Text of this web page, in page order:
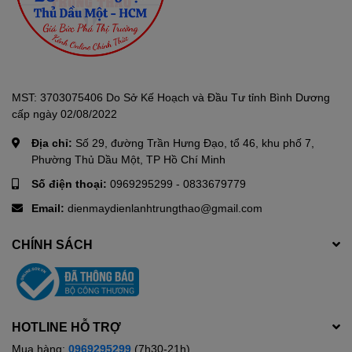
nhanh chóng.Tiết kiệm và ngăn ngừa rò rỉ tối đa. Tuổi thọ đến 12
tháng.
Thiết kế vững chãi với tủ IQ
tràn viền hiện đại, kết cấu
khoa học
Karofi KAD-I55 được thiết kế kiểu dáng hình hộp vững chãi cùng
tủ IQ tràn viền hiện đại là điểm nhấn thời thượng, sang trọng, phù
cũng giúp việc thay thế lõi lọc rất thuận tiện và nhanh chóng.
Nước sau lọc đạt chuẩn
nước uống tinh khiết đóng
MST: 3703075406 Do Sở Kế Hoạch và Đầu Tư tỉnh Bình Dương
cấp ngày 02/08/2022
Địa chỉ: Số 29, đường Trần Hưng Đạo, tổ 46, khu phố 7,
Phường Thủ Dầu Một, TP Hồ Chí Minh
Số điện thoại: 0969295299 - 0833679779
Email: dienmaydienlanhtrungthao@gmail.com
CHÍNH SÁCH
HOTLINE HỖ TRỢ
Mua hàng: 0969295299 (7h30-21h)